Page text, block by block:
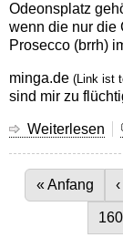
Odeonsplatz
wenn die nur die
Prosecco (brrh)
minga.de (Link ist
sind mir zu
Weiterlesen
as
..
Erste Seite
« Anfang
160